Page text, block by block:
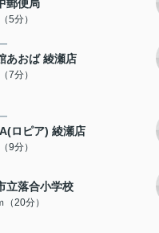
郵便局
5分）
あおば 綾瀬店
7分）
ロピア) 綾瀬店
9分）
立落合小学校
（20分）